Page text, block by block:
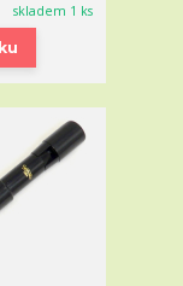
skladem 1 ks